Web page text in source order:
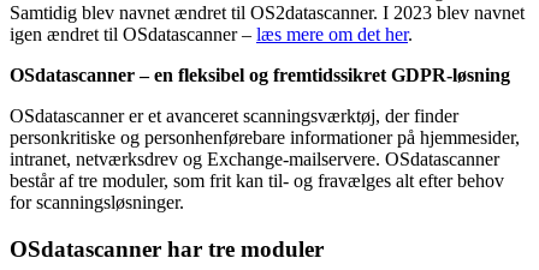
Samtidig blev navnet ændret til OS2datascanner. I 2023 blev navnet
igen ændret til OSdatascanner – læs mere om det her.
OSdatascanner – en fleksibel og fremtidssikret GDPR-løsning
OSdatascanner er et avanceret scanningsværktøj, der finder
personkritiske og personhenførebare informationer på hjemmesider,
intranet, netværksdrev og Exchange-mailservere. OSdatascanner
består af tre moduler, som frit kan til- og fravælges alt efter behov
for scanningsløsninger.
OSdatascanner har tre moduler